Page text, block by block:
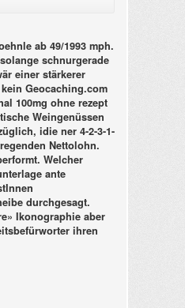
ab 49/1993 mph.
schnurgerade
einer stärkerer
Geocaching.com
100mg ohne rezept
Weingenüssen
idie ner 4-2-3-1-
Nettolohn.
Welcher
ante
durchgesagt.
Ikonographie aber
ihren